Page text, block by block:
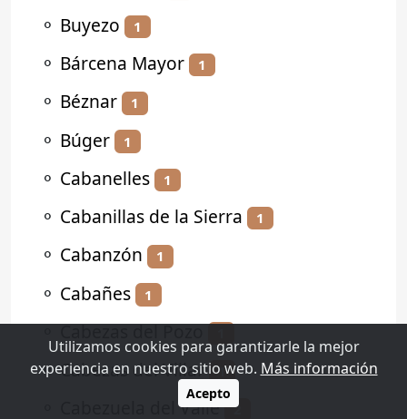
⚬ Buyezo 1
⚬ Bárcena Mayor 1
⚬ Béznar 1
⚬ Búger 1
⚬ Cabanelles 1
⚬ Cabanillas de la Sierra 1
⚬ Cabanzón 1
⚬ Cabañes 1
⚬Cabezas del Pozo
⚬Cabezas del Villar 1
Cabezuela del Valle 2
Utilizamos cookies para garantizarle la mejor
experiencia en nuestro sitio web. Más información
Acepto